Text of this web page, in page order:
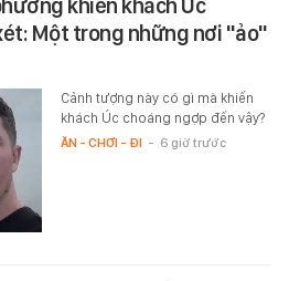
khiến khách Úc
Một trong những nơi "ảo"
Cảnh tượng này có gì mà khiến
khách Úc choáng ngợp đến vậy?
ĂN - CHƠI - ĐI - 6 giờ trước